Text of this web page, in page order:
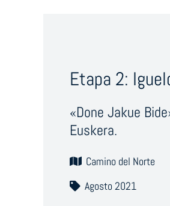
Etapa 2:
«Done Jakue
Euskera.
Camino del Norte
Agosto 2021